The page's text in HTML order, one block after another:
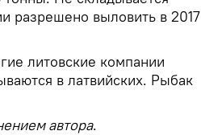
разрешено выловить в 2017
литовские компании
в латвийских. Рыбак
автора.